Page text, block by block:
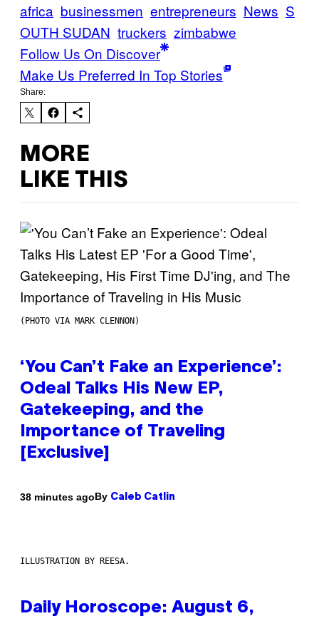
africa businessmen entrepreneurs News S
OUTH SUDAN truckers zimbabwe
Follow Us On Discover
Make Us Preferred In Top Stories
Share:
MORE
LIKE THIS
(PHOTO VIA MARK CLENNON)
‘You Can’t Fake an Experience’:
Odeal Talks His New EP,
Gatekeeping, and the
Importance of Traveling
[Exclusive]
38 minutes agoBy Caleb Catlin
ILLUSTRATION BY REESA.
Daily Horoscope: August 6,